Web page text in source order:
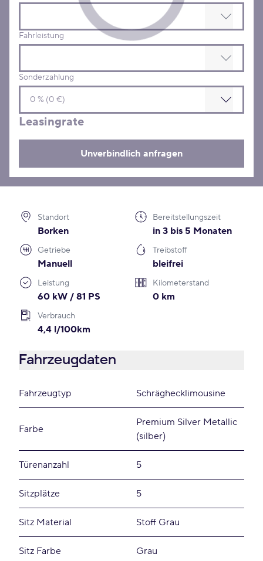
Fahrleistung
Sonderzahlung
Leasingrate
Unverbindlich anfragen
Standort
Borken
Bereitstellungszeit
in 3 bis 5 Monaten
Getriebe
Manuell
Treibstoff
bleifrei
Leistung
60 kW / 81 PS
Kilometerstand
0 km
Verbrauch
4,4 l/100km
Fahrzeugdaten
Fahrzeugtyp Schräghecklimousine
Farbe
Premium Silver Metallic
(silber)
Türenanzahl 5
Sitzplätze 5
Sitz Material Stoff Grau
Sitz Farbe Grau